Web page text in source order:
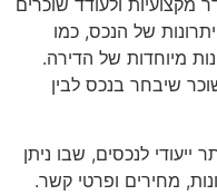
מקצועיות ולעודד שוכרים
של הנכס, כמו
מיוחדות של הדירה.
שיבחר בנכס לבין
ייעודי לנכסים, שבו ניתן
מחירים ופרטי קשר.